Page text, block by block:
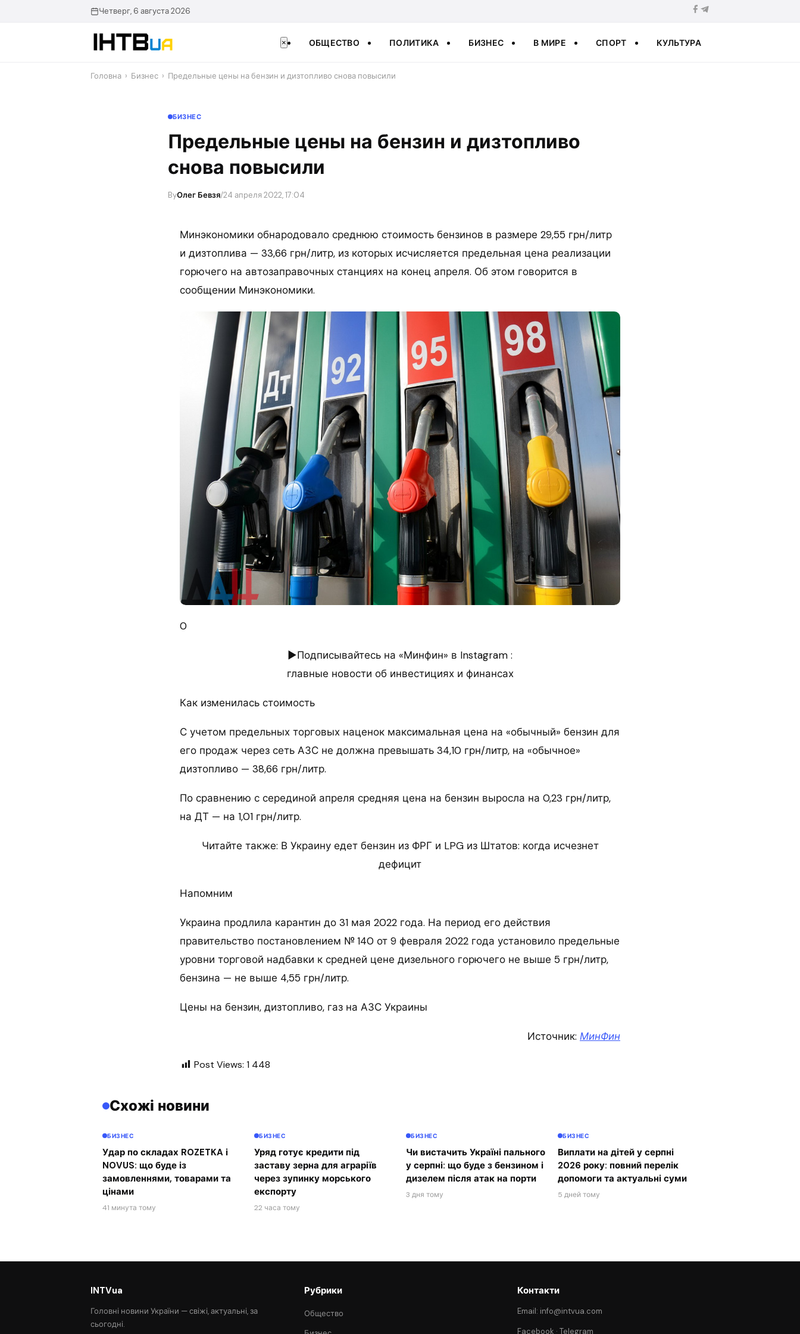
Четверг, 6 августа 2026
× ОБЩЕСТВО ПОЛИТИКА БИЗНЕС В МИРЕ СПОРТ КУЛЬТУРА
Головна › Бизнес › Предельные цены на бензин и дизтопливо снова повысили
БИЗНЕС
Предельные цены на бензин и дизтопливо
снова повысили
ByОлег Бевзя/24 апреля 2022, 17:04
Минэкономики обнародовало среднюю стоимость бензинов в размере 29,55 грн/литр
и дизтоплива — 33,66 грн/литр, из которых исчисляется предельная цена реализации
горючего на автозаправочных станциях на конец апреля. Об этом говорится в
сообщении Минэкономики.
0
►Подписывайтесь на «Минфин» в Instagram :
главные новости об инвестициях и финансах
Как изменилась стоимость
С учетом предельных торговых наценок максимальная цена на «обычный» бензин для
его продаж через сеть АЗС не должна превышать 34,10 грн/литр, на «обычное»
дизтопливо — 38,66 грн/литр.
По сравнению с серединой апреля средняя цена на бензин выросла на 0,23 грн/литр,
на ДТ — на 1,01 грн/литр.
Читайте также: В Украину едет бензин из ФРГ и LPG из Штатов: когда исчезнет
дефицит
Напомним
Украина продлила карантин до 31 мая 2022 года. На период его действия
правительство постановлением № 140 от 9 февраля 2022 года установило предельные
уровни торговой надбавки к средней цене дизельного горючего не выше 5 грн/литр,
бензина — не выше 4,55 грн/литр.
Цены на бензин, дизтопливо, газ на АЗС Украины
Источник: МинФин
Post Views: 1 448
Схожі новини
БИЗНЕС
Удар по складах ROZETKA і
NOVUS: що буде із
замовленнями, товарами та
цінами
41 минута тому
БИЗНЕС
Уряд готує кредити під
заставу зерна для аграріїв
через зупинку морського
експорту
22 часа тому
БИЗНЕС
Чи вистачить Україні пального
у серпні: що буде з бензином і
дизелем після атак на порти
3 дня тому
БИЗНЕС
Виплати на дітей у серпні
2026 року: повний перелік
допомоги та актуальні суми
5 дней тому
INTVua
Головні новини України — свіжі, актуальні, за
сьогодні.
Рубрики
Общество
Контакти
Email: info@intvua.com
Facebook ·Telegram